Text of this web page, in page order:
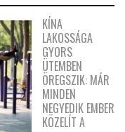
KÍNA
LAKOSSÁGA
GYORS
ÜTEMBEN
ÖREGSZIK: MÁR
MINDEN
NEGYEDIK EMBER
KÖZELÍT A